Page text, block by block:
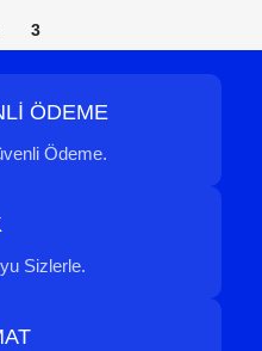
3
ÖDEME
Ödeme.
Sizlerle.